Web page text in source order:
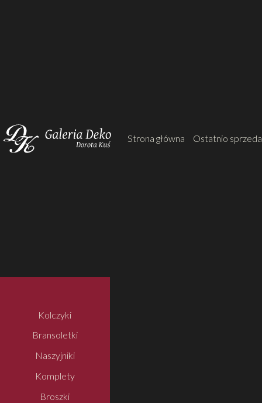
Strona główna Ostatnio
Kolczyki
Bransoletki
Naszyjniki
Komplety
Broszki